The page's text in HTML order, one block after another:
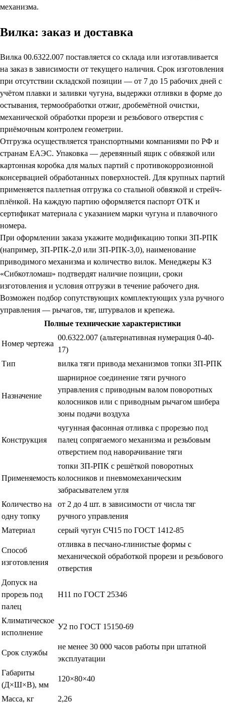
механизма.
Вилка: заказ и доставка
Вилка 00.6322.007 поставляется со склада или изготавливается
на заказ в зависимости от текущего наличия. Срок изготовления
при отсутствии складской позиции — от 7 до 15 рабочих дней с
учётом плавки и заливки чугуна, выдержки отливки в форме до
остывания, термообработки отжиг, дробемётной очистки,
механической обработки прорези и резьбового отверстия с
приёмочным контролем геометрии.
Отгрузка осуществляется транспортными компаниями по РФ и
странам ЕАЭС. Упаковка — деревянный ящик с обвязкой или
картонная коробка для малых партий с противокоррозионной
консервацией обработанных поверхностей. Для крупных партий
применяется паллетная отгрузка со стальной обвязкой и стрейч-
плёнкой. На каждую партию оформляется паспорт ОТК и
сертификат материала с указанием марки чугуна и плавочного
номера.
При оформлении заказа укажите модификацию топки ЗП-РПК
(например, ЗП-РПК-2,0 или ЗП-РПК-3,0), наименование
приводимого механизма и количество вилок. Менеджеры КЗ
«Сибкотломаш» подтвердят наличие позиции, сроки
изготовления и условия отгрузки в течение рабочего дня.
Возможен подбор сопутствующих комплектующих узла ручного
управления — рычагов, тяг, штурвалов и крепежа.
Полные технические характеристики
Номер чертежа
00.6322.007 (альтернативная нумерация 0-40-
17)
Тип
вилка тяги привода механизмов топки ЗП-РПК
Назначение
шарнирное соединение тяги ручного
управления с приводным валом поворотных
колосников или с приводным рычагом шибера
зоны подачи воздуха
Конструкция
чугунная фасонная отливка с прорезью под
палец сопрягаемого механизма и резьбовым
отверстием под наворачивание тяги
Применяемость
топки ЗП-РПК с решёткой поворотных
колосников и пневмомеханическим
забрасывателем угля
Количество на
одну топку
от 2 до 4 шт. в зависимости от числа тяг
ручного управления
Материал
серый чугун СЧ15 по ГОСТ 1412-85
Способ
изготовления
отливка в песчано-глинистые формы с
механической обработкой прорези и резьбового
отверстия
Допуск на
прорезь под
палец
H11 по ГОСТ 25346
Климатическое
исполнение
У2 по ГОСТ 15150-69
Срок службы
не менее 30 000 часов работы при штатной
эксплуатации
Габариты
(Д×Ш×В), мм
120×80×40
Масса, кг 2,26